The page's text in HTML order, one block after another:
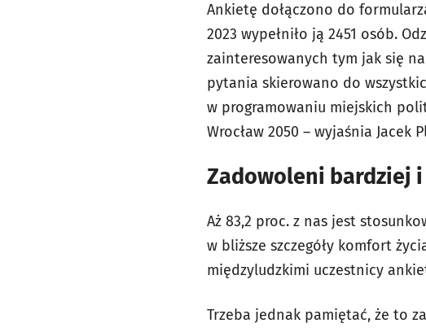
Ankietę dołączono do
2023 wypełniło ją 2451 osób.
zainteresowanych tym jak się
pytania skierowano do
w programowaniu miejskich
Wrocław 2050 – wyjaśnia Jacek
Zadowoleni bardziej
Aż 83,2 proc. z nas jest
w bliższe szczegóły komfort
międzyludzkimi uczestnicy
Trzeba jednak pamiętać, że to